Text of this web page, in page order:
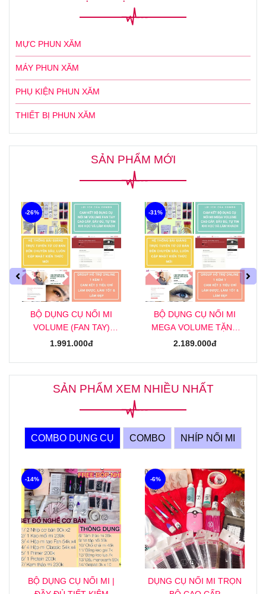
MỰC PHUN XĂM
MÁY PHUN XĂM
PHỤ KIỆN PHUN XĂM
THIẾT BỊ PHUN XĂM
SẢN PHẨM MỚI
BỘ DỤNG CỤ NỐI MI
VOLUME (FAN TAY)
TẶNG KHOÁ HỌC NỐI MI
1.991.000đ
-26%
BỘ DỤNG CỤ NỐI MI
MEGA VOLUME TẶNG
KHOÁ HỌC NỐI MI MEGA
2.189.000đ
-31%
SẢN PHẨM XEM NHIỀU NHẤT
COMBO DỤNG CỤ COMBO NHÍP NỐI MI
BỘ DỤNG CỤ NỐI MI |
-14%
DỤNG CỤ NỐI MI TRỌN
-6%